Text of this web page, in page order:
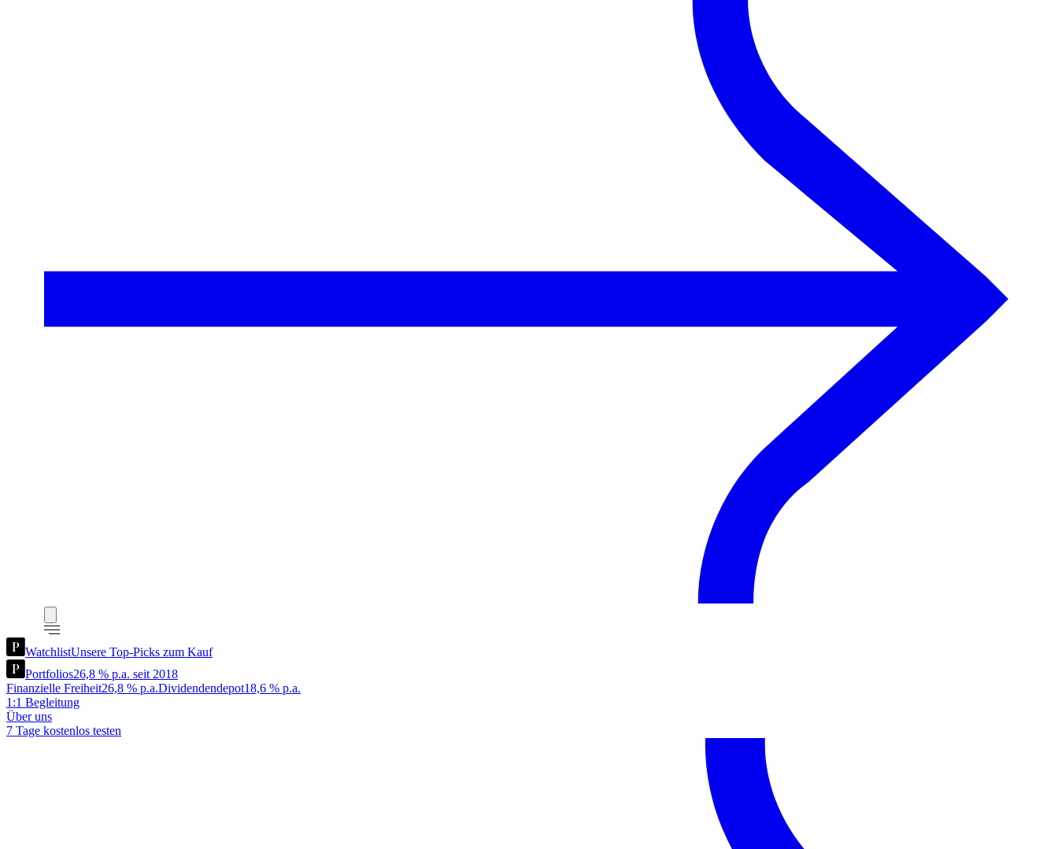
WatchlistUnsere Top-Picks zum Kauf
Portfolios26,8 % p.a. seit 2018
Finanzielle Freiheit26,8 % p.a.Dividendendepot18,6 % p.a.
1:1 Begleitung
Über uns
7 Tage kostenlos testen